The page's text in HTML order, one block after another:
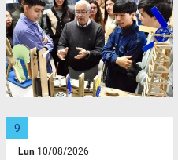
Lun 10/08/2026